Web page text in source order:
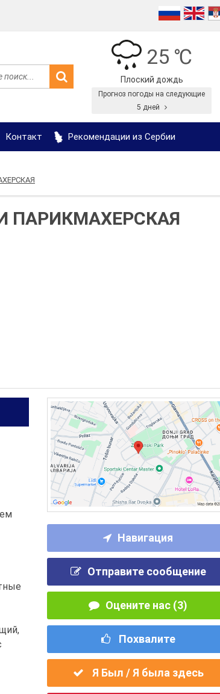
25 ℃
Плоский дождь
Прогноз погоды на следующие
5 дней
Контакт Рекомендации из Сербии
ПАРИКМАХЕРСКАЯ
Навигация
Отправите сообщение
Оцените нас (3)
Похвалите
Я Был / Я была здесь